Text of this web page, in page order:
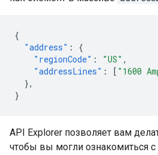
{
"address" :
{
"regionCode" : "US" ,
"addressLines" : [ "1600
},
}
API Explorer позволяет вам
чтобы вы могли ознакомиться с